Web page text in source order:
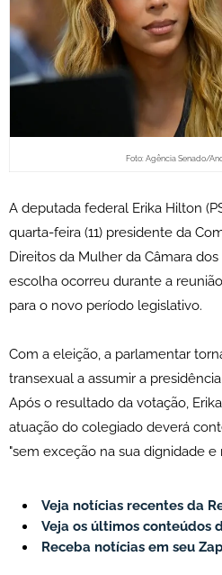
Foto: Agência Senado/
A deputada federal Erika Hilton
quarta-feira (11) presidente da
Direitos da Mulher da Câmara
escolha ocorreu durante a
para o novo período legislativo.
Com a eleição, a parlamentar
transexual a assumir a
Após o resultado da votação,
atuação do colegiado deverá
"sem exceção na sua dignidade e
Veja notícias recentes da
Veja os últimos conteúdos
Receba notícias em seu Zap